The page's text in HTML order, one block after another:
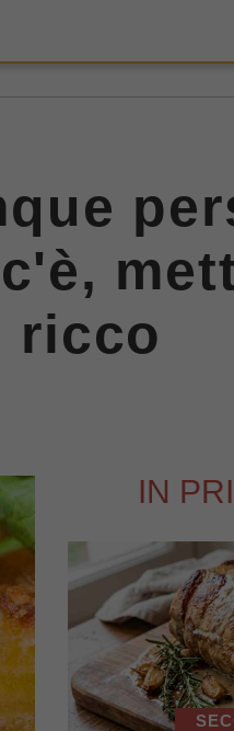
ricco
IN